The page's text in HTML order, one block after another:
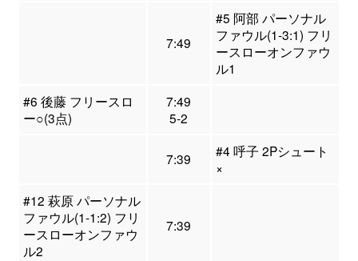
7:49
#5 阿部 パーソナル
ファウル(1-3:1) フリ
ースローオンファウ
ル1
#6 後藤 フリースロ
ー○(3点)
7:49
5-2
7:39
#4 呼子 2Pシュート
×
#12 萩原 パーソナル
ファウル(1-1:2) フリ
ースローオンファウ
ル2
7:39